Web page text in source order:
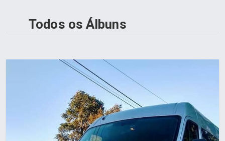
Todos os Álbuns